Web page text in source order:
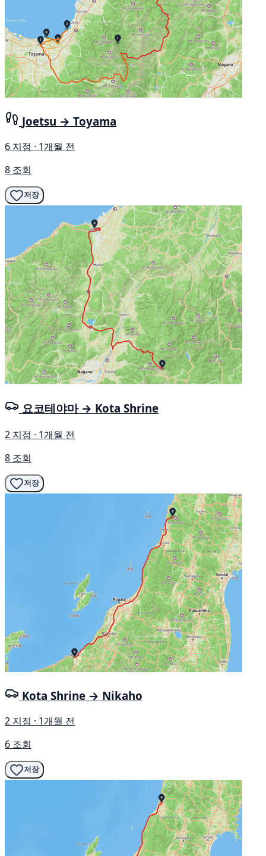
Joetsu → Toyama
6 지점 · 1개월 전
8 조회
저장
요코테야마 → Kota Shrine
2 지점 · 1개월 전
8 조회
저장
Kota Shrine → Nikaho
2 지점 · 1개월 전
6 조회
저장